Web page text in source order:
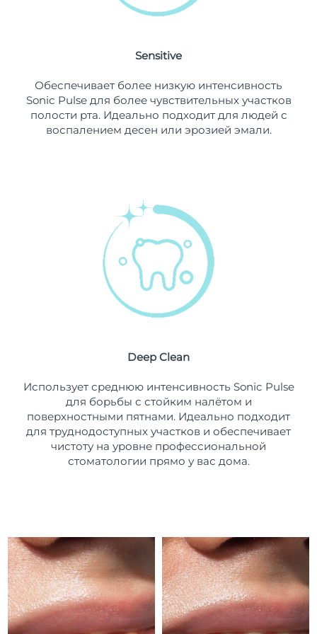
Sensitive
Обеспечивает более низкую интенсивность
Sonic Pulse для более чувствительных участков
полости рта. Идеально подходит для людей с
воспалением десен или эрозией эмали.
Deep Clean
Использует среднюю интенсивность Sonic Pulse
для борьбы с стойким налётом и
поверхностными пятнами. Идеально подходит
для труднодоступных участков и обеспечивает
чистоту на уровне профессиональной
стоматологии прямо у вас дома.
Новая Зеландия
9/08/26
Норвегия
Ожидаемая дата доставки
9/08/26
Ожидаемая дата доставки
Ожидаемая дата доставки
Ожидаемая дата доставки
Катар
10/08/26
Реюньон
Ожидаемая дата доставки
14/08/26
Румыния
Ожидаемая дата доставки
Саудовская Аравия
Ожидаемая дата доставки
10/08/26
Сингапур
Ожидаемая дата доставки
11/08/26
Ожидаемая дата доставки